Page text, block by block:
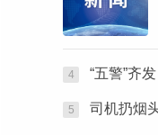
4 “五警”齐发，
5 司机扔烟头引